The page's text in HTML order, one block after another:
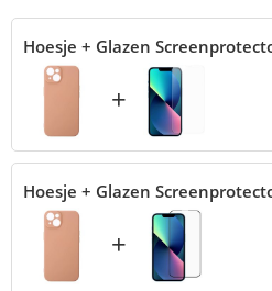
Hoesje + Glazen
+
Hoesje + Glazen
+